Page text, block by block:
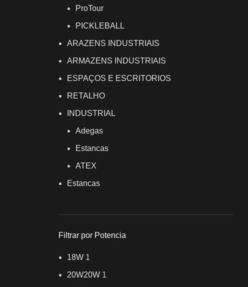
ProTour
PICKLEBALL
ARAZENS INDUSTRIAIS
ARMAZENS INDUSTRIAIS
ESPAÇOS E ESCRITORIOS
RETALHO
INDUSTRIAL
Adegas
Estancas
ATEX
Estancas
Filtrar por Potencia
18W 1
20W20W 1